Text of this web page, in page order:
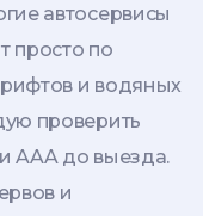
автосервисы
просто по
и водяных
проверить
AAA до выезда.
и